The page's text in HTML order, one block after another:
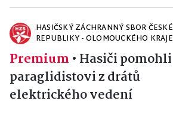
HASIČSKÝ ZÁCHRANNÝ SBOR ČESKÉ
REPUBLIKY - OLOMOUCKÉHO KRAJE
Premium • Hasiči pomohli
paraglidistovi z drátů
elektrického vedení